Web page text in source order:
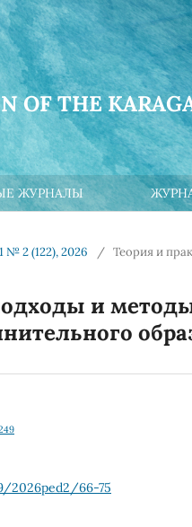
OF THE
ЖУРНАЛЫ
№ 2 (122), 2026 / Теория и
и
2026ped2/66-75